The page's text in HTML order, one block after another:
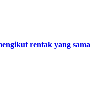
rentak yang sama